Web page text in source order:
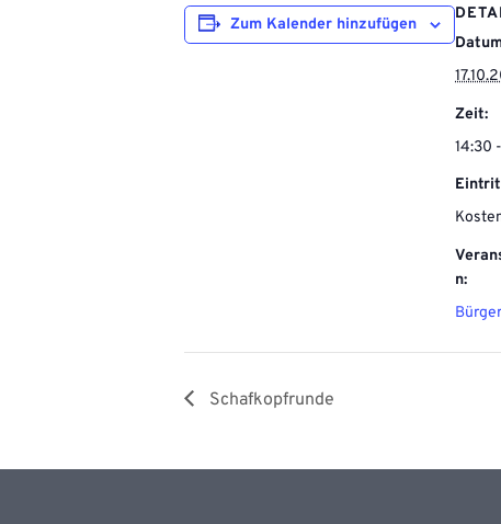
Zum Kalender hinzufügen
Zeit:
14:30
n:
Schafkopfrunde